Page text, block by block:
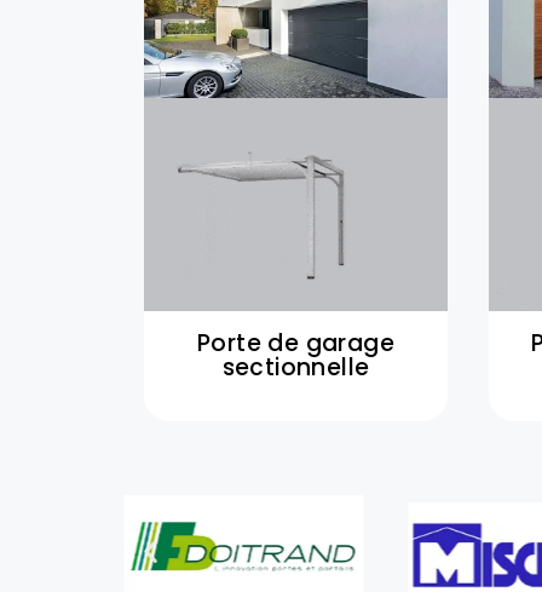
Porte de garage
sectionnelle